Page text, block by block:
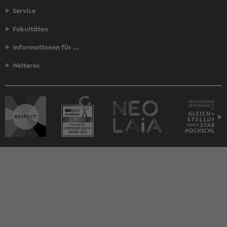
Service
Fakultäten
Informationen für ...
Weiteres